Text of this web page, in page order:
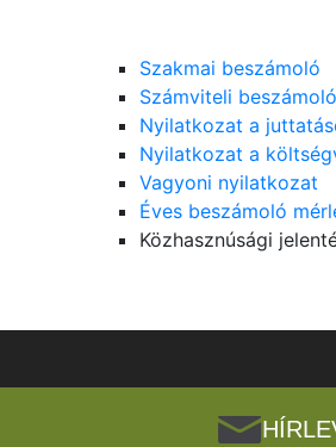
Szakmai beszámoló
Számviteli beszámoló
Nyilatkozat a
Nyilatkozat a
Vagyoni nyilatkozat
Éves beszámoló
Közhasznúsági